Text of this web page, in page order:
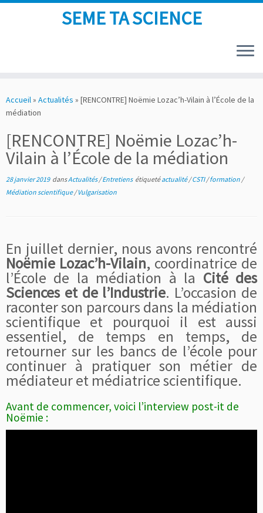
to
content
SEME TA SCIENCE
Accueil» Actualités » [RENCONTRE] Noëmie Lozac’h-Vilain à l’École de la
médiation
[RENCONTRE] Noëmie Lozac’h-
Vilain à l’École de la médiation
28 janvier 2019dansActualités/Entretiens étiquetéactualité/CSTI/formation /
Médiation scientifique/Vulgarisation
En juillet dernier, nous avons rencontré
Noëmie Lozac’h-Vilain, coordinatrice de
l’École de la médiation à la Cité des
Sciences et de l’Industrie. L’occasion de
raconter son parcours dans la médiation
scientifique et pourquoi il est aussi
essentiel, de temps en temps, de
retourner sur les bancs de l’école pour
continuer à pratiquer son métier de
médiateur et médiatrice scientifique.
Avant de commencer, voici l’interview post-it de
Noëmie :